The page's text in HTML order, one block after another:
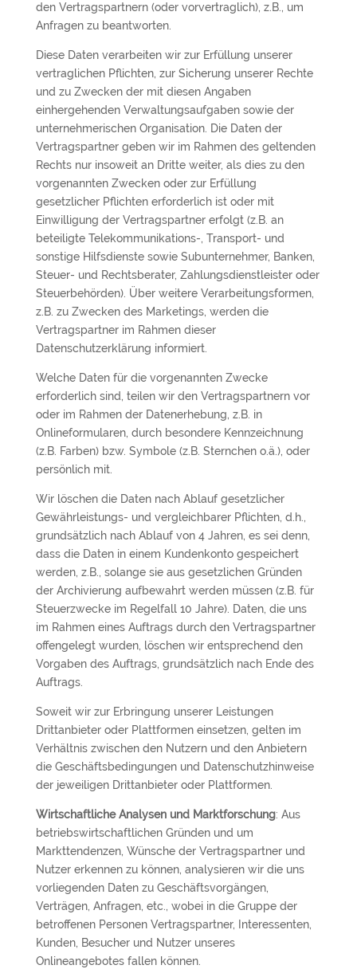
den Vertragspartnern (oder vorvertraglich), z.B., um
Anfragen zu beantworten.
Diese Daten verarbeiten wir zur Erfüllung unserer
vertraglichen Pflichten, zur Sicherung unserer Rechte
und zu Zwecken der mit diesen Angaben
einhergehenden Verwaltungsaufgaben sowie der
unternehmerischen Organisation. Die Daten der
Vertragspartner geben wir im Rahmen des geltenden
Rechts nur insoweit an Dritte weiter, als dies zu den
vorgenannten Zwecken oder zur Erfüllung
gesetzlicher Pflichten erforderlich ist oder mit
Einwilligung der Vertragspartner erfolgt (z.B. an
beteiligte Telekommunikations-, Transport- und
sonstige Hilfsdienste sowie Subunternehmer, Banken,
Steuer- und Rechtsberater, Zahlungsdienstleister oder
Steuerbehörden). Über weitere Verarbeitungsformen,
z.B. zu Zwecken des Marketings, werden die
Vertragspartner im Rahmen dieser
Datenschutzerklärung informiert.
Welche Daten für die vorgenannten Zwecke
erforderlich sind, teilen wir den Vertragspartnern vor
oder im Rahmen der Datenerhebung, z.B. in
Onlineformularen, durch besondere Kennzeichnung
(z.B. Farben) bzw. Symbole (z.B. Sternchen o.ä.), oder
persönlich mit.
Wir löschen die Daten nach Ablauf gesetzlicher
Gewährleistungs- und vergleichbarer Pflichten, d.h.,
grundsätzlich nach Ablauf von 4 Jahren, es sei denn,
dass die Daten in einem Kundenkonto gespeichert
werden, z.B., solange sie aus gesetzlichen Gründen
der Archivierung aufbewahrt werden müssen (z.B. für
Steuerzwecke im Regelfall 10 Jahre). Daten, die uns
im Rahmen eines Auftrags durch den Vertragspartner
offengelegt wurden, löschen wir entsprechend den
Vorgaben des Auftrags, grundsätzlich nach Ende des
Auftrags.
Soweit wir zur Erbringung unserer Leistungen
Drittanbieter oder Plattformen einsetzen, gelten im
Verhältnis zwischen den Nutzern und den Anbietern
die Geschäftsbedingungen und Datenschutzhinweise
der jeweiligen Drittanbieter oder Plattformen.
Wirtschaftliche Analysen und Marktforschung: Aus
betriebswirtschaftlichen Gründen und um
Markttendenzen, Wünsche der Vertragspartner und
Nutzer erkennen zu können, analysieren wir die uns
vorliegenden Daten zu Geschäftsvorgängen,
Verträgen, Anfragen, etc., wobei in die Gruppe der
betroffenen Personen Vertragspartner, Interessenten,
Kunden, Besucher und Nutzer unseres
Onlineangebotes fallen können.